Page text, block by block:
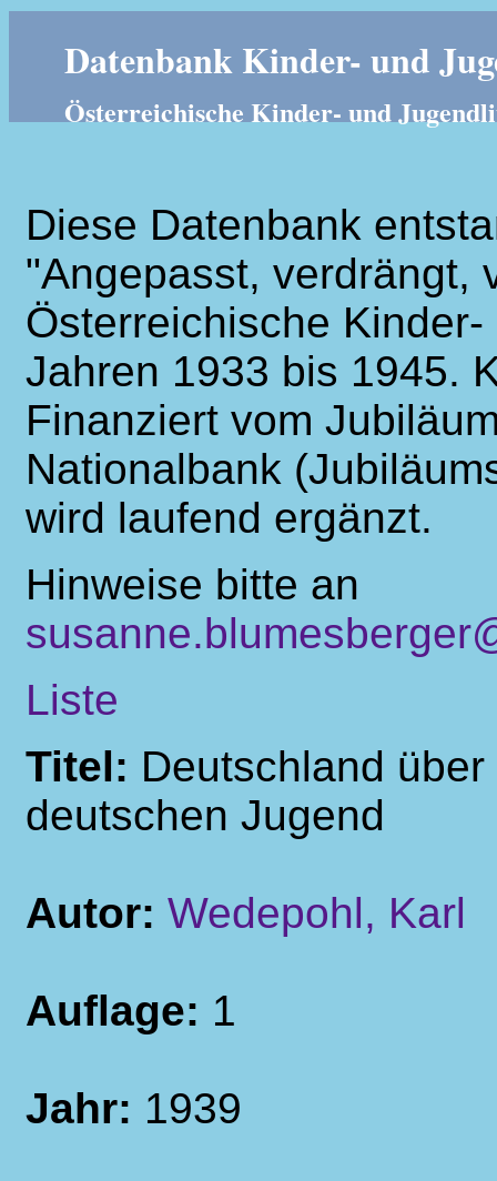
Datenbank Kinder- und
Österreichische Kinder- und
Diese Datenbank
"Angepasst, verdrängt,
Österreichische
Jahren 1933 bis 1945.
Finanziert vom
Nationalbank
wird laufend ergänzt.
Hinweise bitte an
Liste
Titel: Deutschland
deutschen Jugend
Autor: Wedepohl, Karl
Auflage: 1
Jahr: 1939